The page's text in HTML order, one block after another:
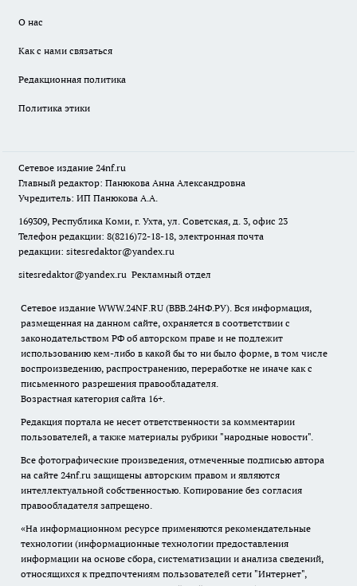
О нас
Как с нами связаться
Редакционная политика
Политика этики
Сетевое издание 24nf.ru
Главный редактор: Панюкова Анна Александровна
Учредитель: ИП Панюкова А.А.
169309, Республика Коми, г. Ухта, ул. Советская, д. 3, офис 23
Телефон редакции: 8(8216)72-18-18, электронная почта
редакции: sitesredaktor@yandex.ru
sitesredaktor@yandex.ru Рекламный отдел
Сетевое издание WWW.24NF.RU (ВВВ.24НФ.РУ). Вся информация,
размещенная на данном сайте, охраняется в соответствии с
законодательством РФ об авторском праве и не подлежит
использованию кем-либо в какой бы то ни было форме, в том числе
воспроизведению, распространению, переработке не иначе как с
письменного разрешения правообладателя.
Возрастная категория сайта 16+.
Редакция портала не несет ответственности за комментарии
пользователей, а также материалы рубрики "народные новости".
Все фотографические произведения, отмеченные подписью автора
на сайте 24nf.ru защищены авторским правом и являются
интеллектуальной собственностью. Копирование без согласия
правообладателя запрещено.
«На информационном ресурсе применяются рекомендательные
технологии (информационные технологии предоставления
информации на основе сбора, систематизации и анализа сведений,
относящихся к предпочтениям пользователей сети "Интернет",